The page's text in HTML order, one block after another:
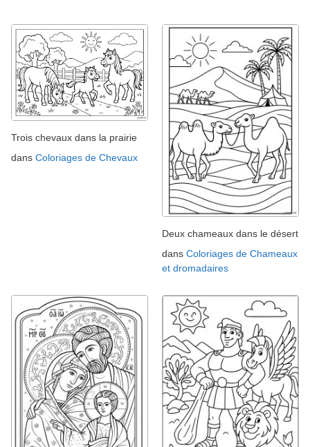
Trois chevaux dans la prairie
dans Coloriages de Chevaux
Deux chameaux dans le désert
dans Coloriages de Chameaux
et dromadaires